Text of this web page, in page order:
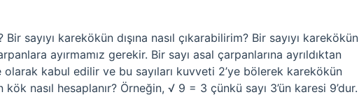
Bir sayıyı karekökün dışına nasıl çıkarabilirim? Bir sayıyı karekökün
ayırmamız gerekir. Bir sayı asal çarpanlarına ayrıldıktan
kabul edilir ve bu sayıları kuvveti 2’ye bölerek karekökün
nasıl hesaplanır? Örneğin, √ 9 = 3 çünkü sayı 3’ün karesi 9’dur.